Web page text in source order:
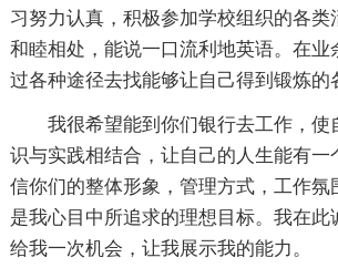
习努力认真，积极参加学校组织的各类
和睦相处，能说一口流利地英语。在业
过各种途径去找能够让自己得到锻炼的
我很希望能到你们银行去工作，使
识与实践相结合，让自己的人生能有一
信你们的整体形象，管理方式，工作氛
是我心目中所追求的理想目标。我在此
给我一次机会，让我展示我的能力。